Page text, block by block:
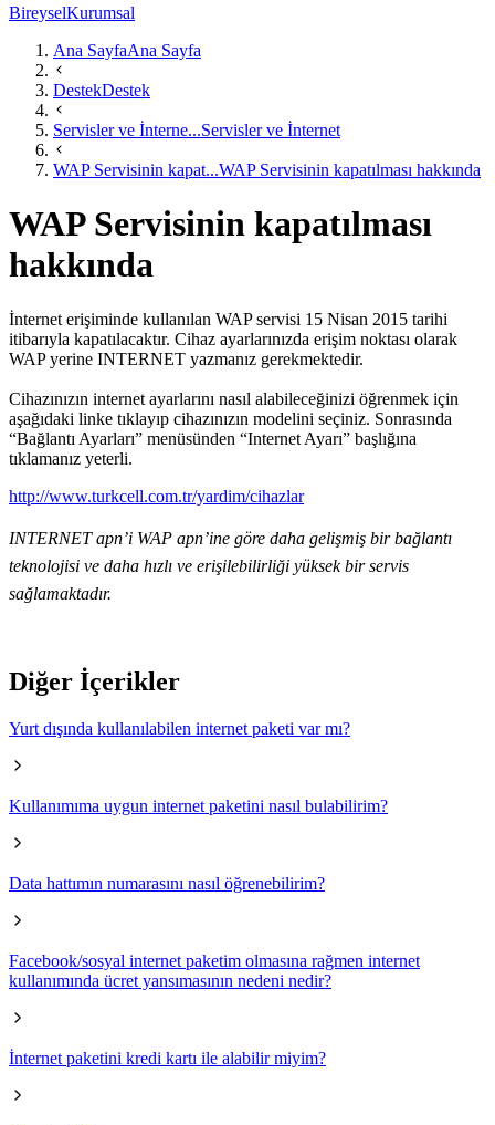
BireyselKurumsal
Ana SayfaAna Sayfa
DestekDestek
Servisler ve İnterne...Servisler ve İnternet
WAP Servisinin kapat...WAP Servisinin kapatılması hakkında
WAP Servisinin kapatılması
hakkında
İnternet erişiminde kullanılan WAP servisi 15 Nisan 2015 tarihi
itibarıyla kapatılacaktır. Cihaz ayarlarınızda erişim noktası olarak
WAP yerine INTERNET yazmanız gerekmektedir.
Cihazınızın internet ayarlarını nasıl alabileceğinizi öğrenmek için
aşağıdaki linke tıklayıp cihazınızın modelini seçiniz. Sonrasında
“Bağlantı Ayarları” menüsünden “Internet Ayarı” başlığına
tıklamanız yeterli.
http://www.turkcell.com.tr/yardim/cihazlar​
INTERNET apn’i WAP apn’ine göre daha gelişmiş bir bağlantı
teknolojisi ve daha hızlı ve erişilebilirliği yüksek bir servis
sağlamaktadır.
Diğer İçerikler
Yurt dışında kullanılabilen internet paketi var mı?
Kullanımıma uygun internet paketini nasıl bulabilirim?
Data hattımın numarasını nasıl öğrenebilirim?
Facebook/sosyal internet paketim olmasına rağmen internet
kullanımında ücret yansımasının nedeni nedir?
İnternet paketini kredi kartı ile alabilir miyim?